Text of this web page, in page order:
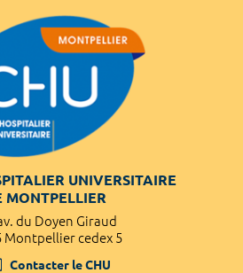
UNIVERSITAIRE
MONTPELLIER
du Doyen Giraud
Montpellier cedex 5
Contacter le CHU